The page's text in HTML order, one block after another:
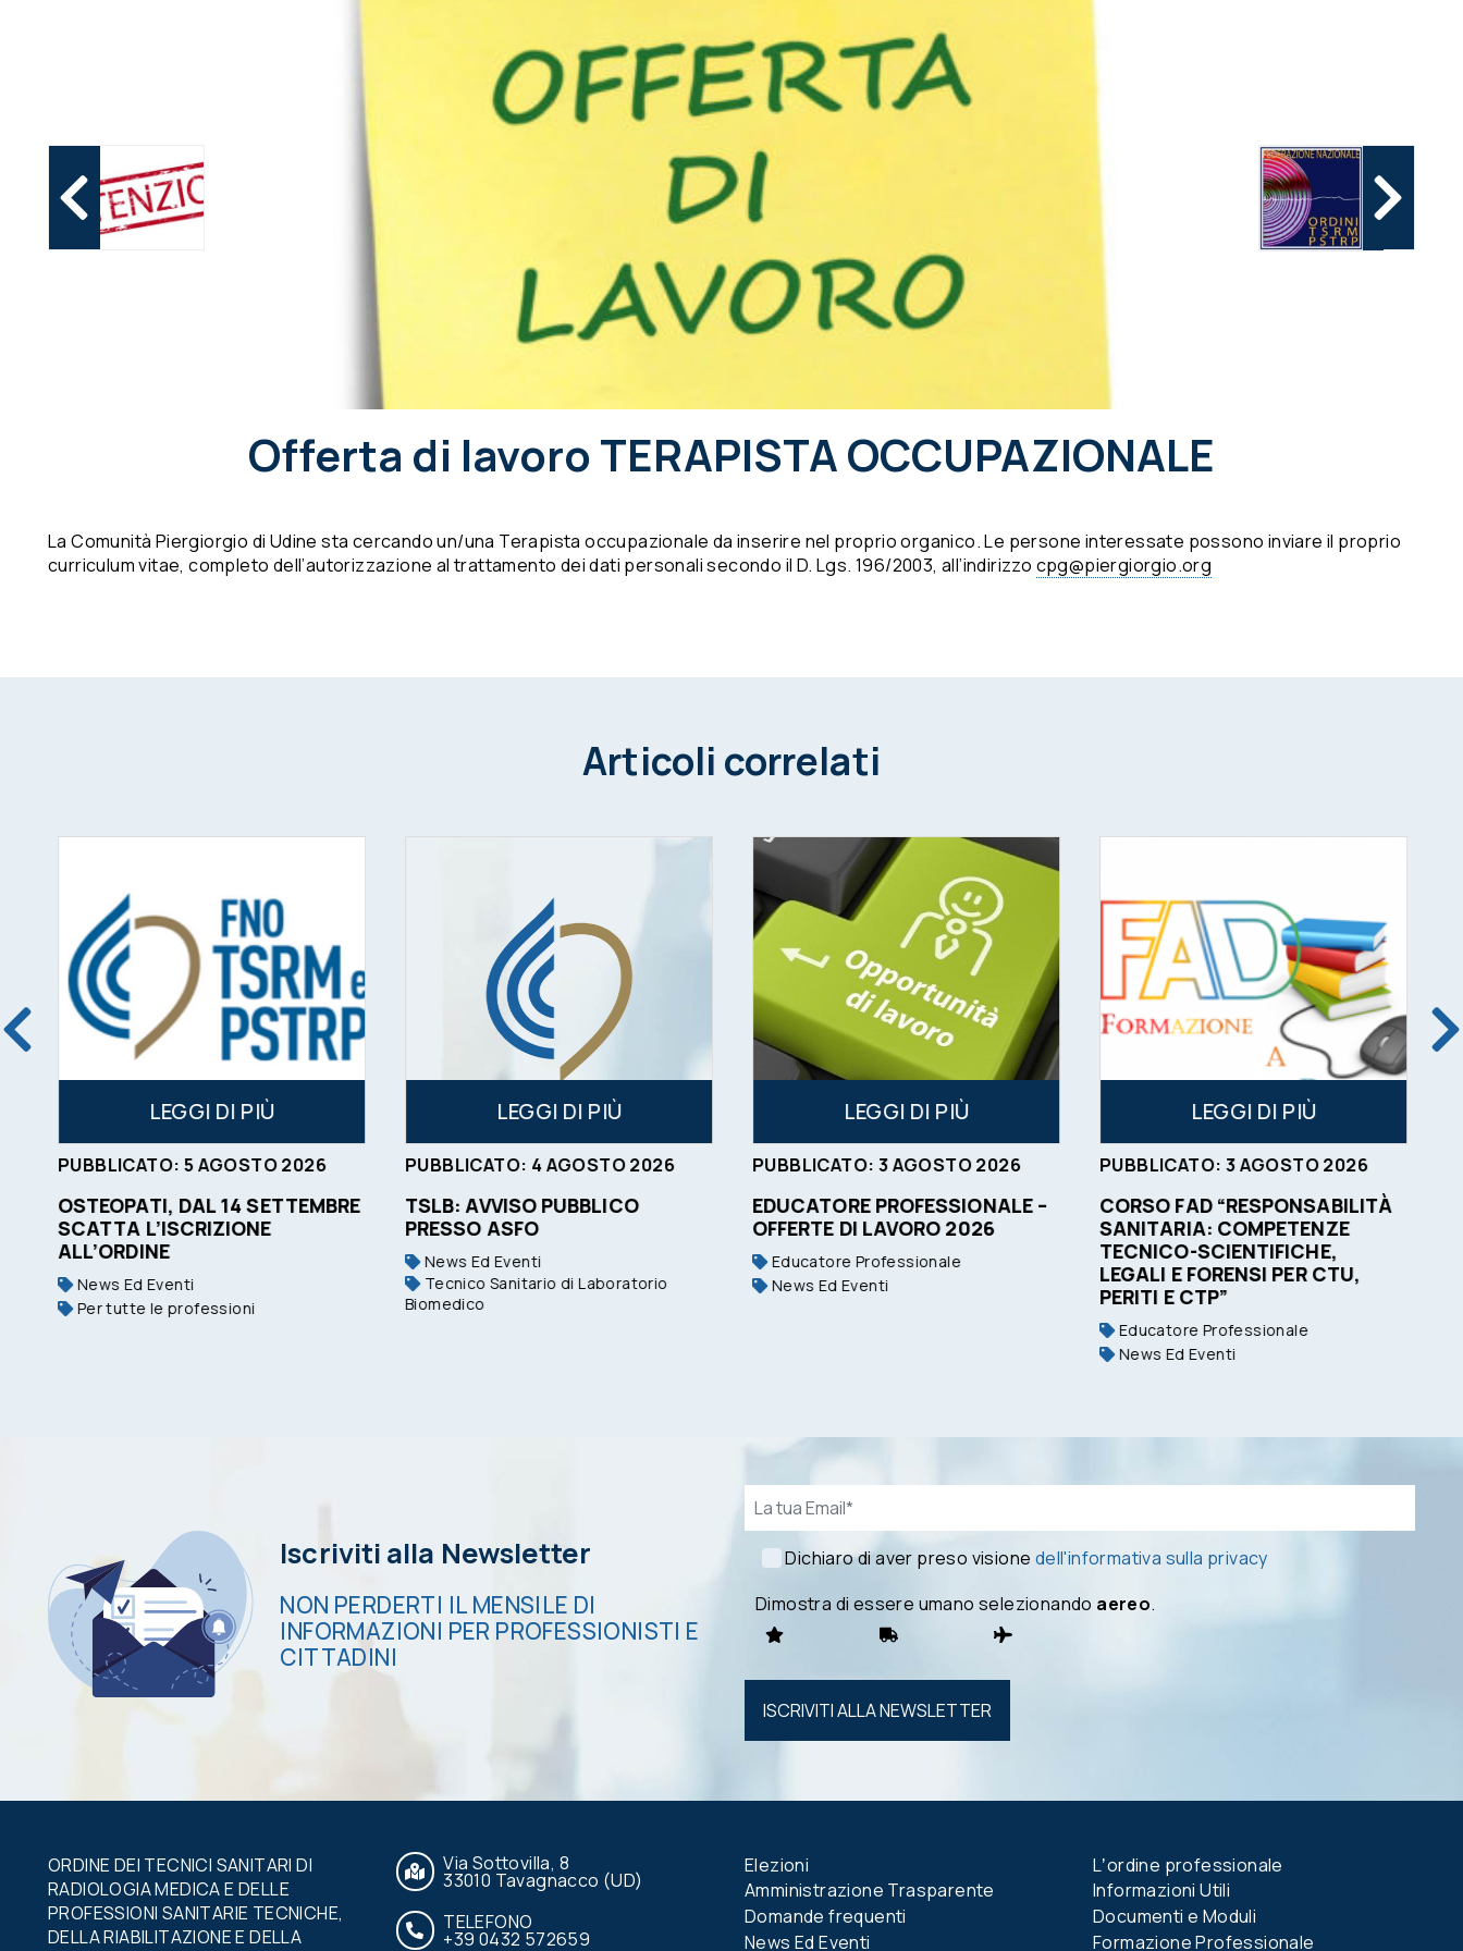
Offerta di lavoro TERAPISTA OCCUPAZIONALE
La Comunità Piergiorgio di Udine sta cercando un/una Terapista occupazionale da inserire nel proprio organico. Le persone interessate possono inviare il proprio
curriculum vitae, completo dell’autorizzazione al trattamento dei dati personali secondo il D. Lgs. 196/2003, all’indirizzo cpg@piergiorgio.org
Articoli correlati
LEGGI DI PIÙ
PUBBLICATO: 5 AGOSTO 2026
OSTEOPATI, DAL 14 SETTEMBRE
SCATTA L’ISCRIZIONE
ALL’ORDINE
News Ed Eventi
Per tutte le professioni
LEGGI DI PIÙ
PUBBLICATO: 4 AGOSTO 2026
TSLB: AVVISO PUBBLICO
PRESSO ASFO
News Ed Eventi
Tecnico Sanitario di Laboratorio
Biomedico
LEGGI DI PIÙ
PUBBLICATO: 3 AGOSTO 2026
EDUCATORE PROFESSIONALE –
OFFERTE DI LAVORO 2026
Educatore Professionale
News Ed Eventi
LEGGI DI PIÙ
PUBBLICATO: 3 AGOSTO 2026
CORSO FAD “RESPONSABILITÀ
SANITARIA: COMPETENZE
TECNICO-SCIENTIFICHE,
LEGALI E FORENSI PER CTU,
PERITI E CTP”
Educatore Professionale
News Ed Eventi
Iscriviti alla Newsletter
NON PERDERTI IL MENSILE DI
INFORMAZIONI PER PROFESSIONISTI E
CITTADINI
Email*
Dichiaro di aver preso visione dell'informativa sulla privacy
Dimostra di essere umano selezionando aereo.
Si prega di
lasciare
ORDINE DEI TECNICI SANITARI DI
RADIOLOGIA MEDICA E DELLE
PROFESSIONI SANITARIE TECNICHE,
DELLA RIABILITAZIONE E DELLA
Via Sottovilla, 8
33010 Tavagnacco (UD)
TELEFONO
+39 0432 572659
Elezioni
Amministrazione Trasparente
Domande frequenti
News Ed Eventi
Lʼordine professionale
Informazioni Utili
Documenti e Moduli
Formazione Professionale